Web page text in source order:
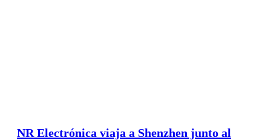
NR Electrónica viaja a Shenzhen junto al